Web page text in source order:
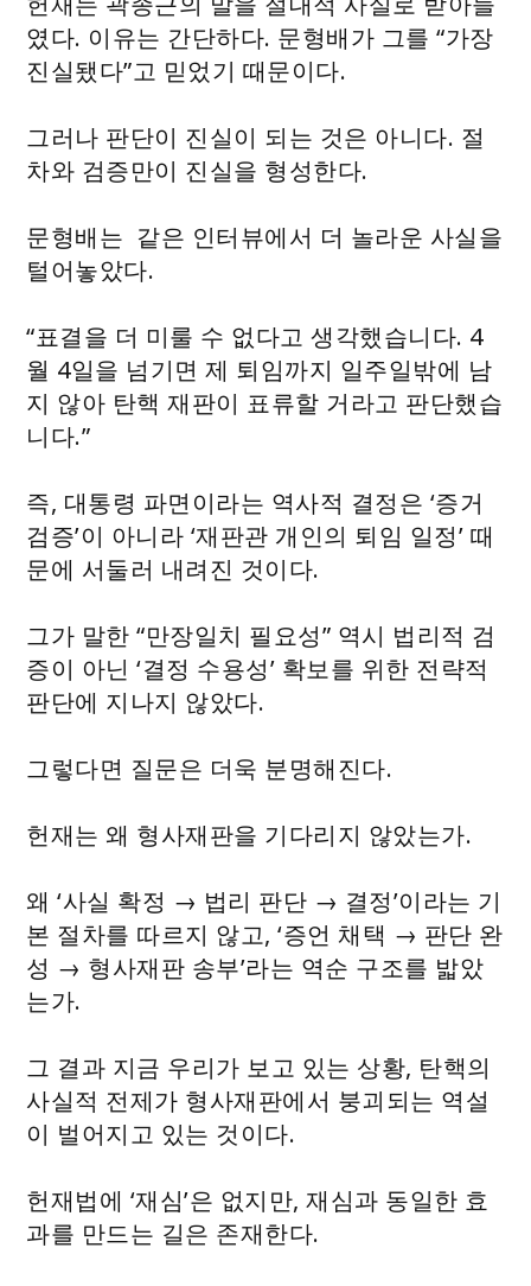
였다. 이유는 간단하다. 문형배가 그를 “가장
진실됐다”고 믿었기 때문이다.
그러나 판단이 진실이 되는 것은 아니다. 절
차와 검증만이 진실을 형성한다.
문형배는 같은 인터뷰에서 더 놀라운 사실을
털어놓았다.
“표결을 더 미룰 수 없다고 생각했습니다. 4
월 4일을 넘기면 제 퇴임까지 일주일밖에 남
지 않아 탄핵 재판이 표류할 거라고 판단했습
니다.”
즉, 대통령 파면이라는 역사적 결정은 ‘증거
검증’이 아니라 ‘재판관 개인의 퇴임 일정’ 때
문에 서둘러 내려진 것이다.
그가 말한 “만장일치 필요성” 역시 법리적 검
증이 아닌 ‘결정 수용성’ 확보를 위한 전략적
판단에 지나지 않았다.
그렇다면 질문은 더욱 분명해진다.
헌재는 왜 형사재판을 기다리지 않았는가.
왜 ‘사실 확정 → 법리 판단 → 결정’이라는 기
본 절차를 따르지 않고, ‘증언 채택 → 판단 완
성 → 형사재판 송부’라는 역순 구조를 밟았
는가.
그 결과 지금 우리가 보고 있는 상황, 탄핵의
사실적 전제가 형사재판에서 붕괴되는 역설
이 벌어지고 있는 것이다.
헌재법에 ‘재심’은 없지만, 재심과 동일한 효
과를 만드는 길은 존재한다.